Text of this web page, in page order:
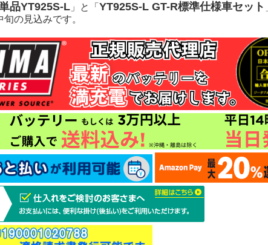
品YT925S-L 」と「 YT925S-L GT-R標準仕様車セット
の見込みです。